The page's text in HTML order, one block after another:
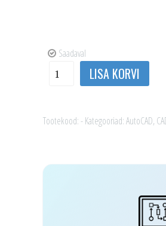
Saadaval
AutoCAD
kogus
LISA KORVI
Tootekood:-Kategooriad:AutoCAD,